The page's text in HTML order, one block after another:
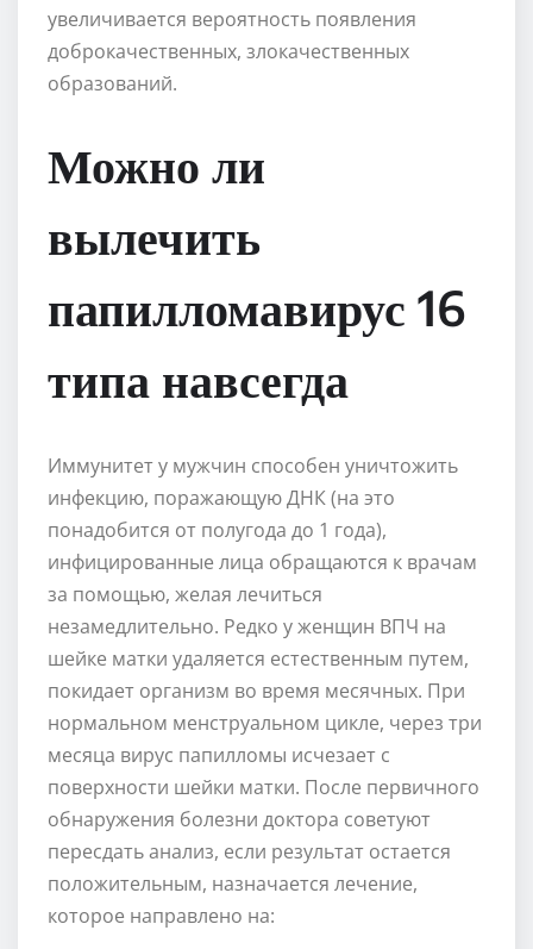
увеличивается вероятность появления
доброкачественных, злокачественных
образований.
Можно ли
вылечить
папилломавирус 16
типа навсегда
Иммунитет у мужчин способен уничтожить
инфекцию, поражающую ДНК (на это
понадобится от полугода до 1 года),
инфицированные лица обращаются к врачам
за помощью, желая лечиться
незамедлительно. Редко у женщин ВПЧ на
шейке матки удаляется естественным путем,
покидает организм во время месячных. При
нормальном менструальном цикле, через три
месяца вирус папилломы исчезает с
поверхности шейки матки. После первичного
обнаружения болезни доктора советуют
пересдать анализ, если результат остается
положительным, назначается лечение,
которое направлено на: